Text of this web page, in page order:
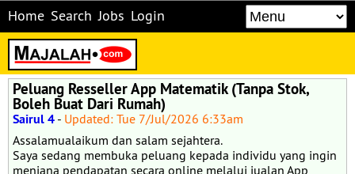
Home Search Jobs Login
Peluang Resseller App Matematik (Tanpa Stok,
Boleh Buat Dari Rumah)
Sairul 4 - Updated: Tue 7/Jul/2026 6:33am
Assalamualaikum dan salam sejahtera.
Saya sedang membuka peluang kepada individu yang ingin
menjana pendapatan secara online melalui jualan App